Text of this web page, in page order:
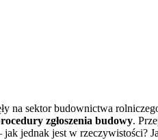
na sektor budownictwa
zgłoszenia budowy.
jednak jest w rzeczywistości?